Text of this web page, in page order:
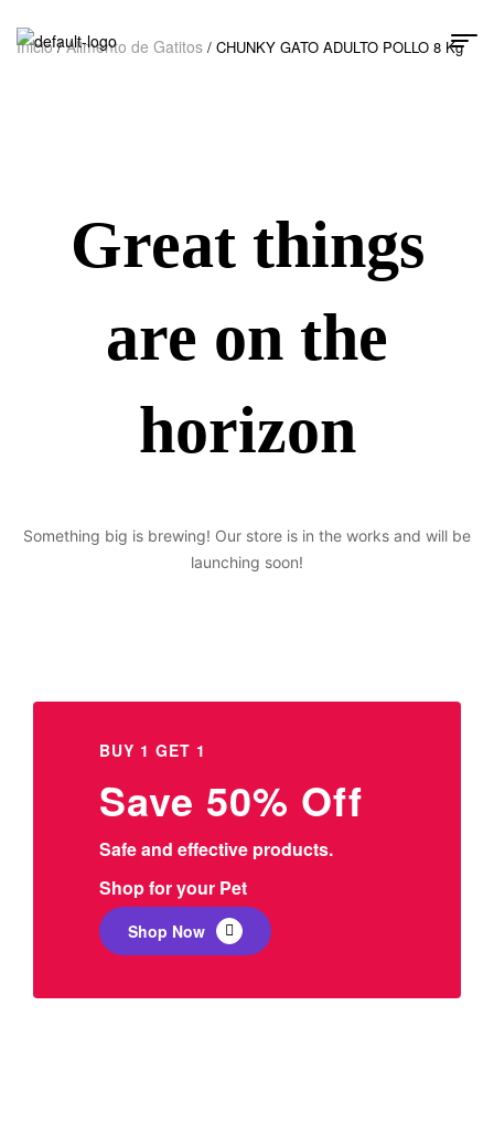
Inicio/Alimento de Gatitos / CHUNKY GATO ADULTO POLLO 8 Kg
Great things
are on the
horizon
Something big is brewing! Our store is in the works and will be
launching soon!
BUY 1 GET 1
Save 50% Off
Safe and effective products.
Shop for your Pet
Shop Now